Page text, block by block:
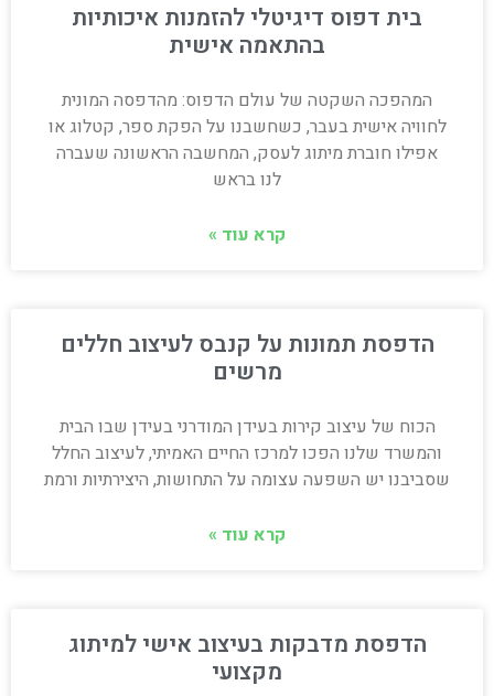
בית דפוס דיגיטלי להזמנות איכותיות
בהתאמה אישית
המהפכה השקטה של עולם הדפוס: מהדפסה המונית
לחוויה אישית בעבר, כשחשבנו על הפקת ספר, קטלוג או
אפילו חוברת מיתוג לעסק, המחשבה הראשונה שעברה
לנו בראש
קרא עוד »
הדפסת תמונות על קנבס לעיצוב חללים
מרשים
הכוח של עיצוב קירות בעידן המודרני בעידן שבו הבית
והמשרד שלנו הפכו למרכז החיים האמיתי, לעיצוב החלל
שסביבנו יש השפעה עצומה על התחושות, היצירתיות ורמת
קרא עוד »
הדפסת מדבקות בעיצוב אישי למיתוג
מקצועי